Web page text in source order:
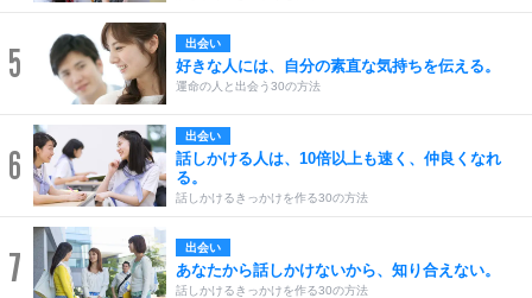
5 出会い
好きな人には、自分の素直な気持ちを伝える。
運命の人と出会う30の方法
6
出会い
話しかける人は、10倍以上も速く、仲良くなれ
る。
話しかけるきっかけを作る30の方法
7 出会い
あなたから話しかけないから、知り合えない。
話しかけるきっかけを作る30の方法